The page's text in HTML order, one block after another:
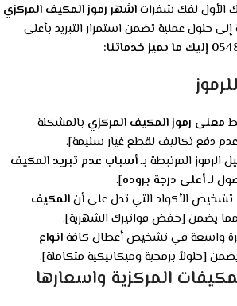
الأول لفك شفراتاشهر رموز المكيف المركزي
إلى حلول عملية تضمن استمرار التبريد بأعلى
إليك ما يميز خدماتنا:
معنى رموز المكيف المركزي بالمشكلة
دفع تكاليف لقطع غيار سليمة].
الرموز المرتبطة بـأسباب عدم تبريد المكيف
لـأعلى درجة بروده].
تشخيص الأكواد التي تدل على أنالمكيف
يضمن [خفض فواتيرك الشهرية].
واسعة في تشخيص أعطال كافةانواع
[حلولاً برمجية وميكانيكية متكاملة].
المركزية واسعارها